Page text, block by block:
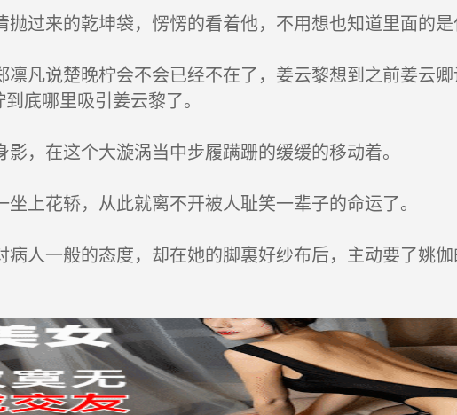
过来的乾坤袋，愣愣的看着他，不用想也知道里面的是
凡说楚晚柠会不会已经不在了，姜云黎想到之前姜云
底哪里吸引姜云黎了。
，在这个大漩涡当中步履蹒跚的缓缓的移动着。
上花轿，从此就离不开被人耻笑一辈子的命运了。
人一般的态度，却在她的脚裏好纱布后，主动要了姚伽